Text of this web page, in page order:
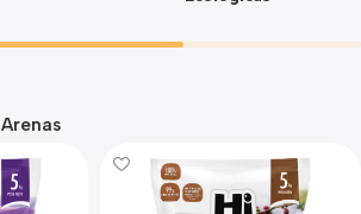
Arenas